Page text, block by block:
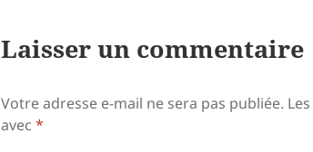
Laisser un commentaire
Votre adresse e-mail ne sera pas publiée.
avec*